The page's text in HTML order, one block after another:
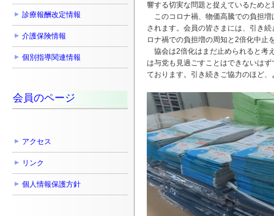
響する切実な問題と捉えているためと
このコロナ禍、物価高騰での負担増
されます。会員の皆さまには、引き
ロナ禍での負担増の周知と2倍化中止
協会は2倍化はまだ止められると考
は与党も見過ごすことはできないは
ております。引き続きご協力のほど
診療報酬改定情報
介護保険情報
個別指導関連情報
会員のページ
アクセス
リンク
個人情報保護方針